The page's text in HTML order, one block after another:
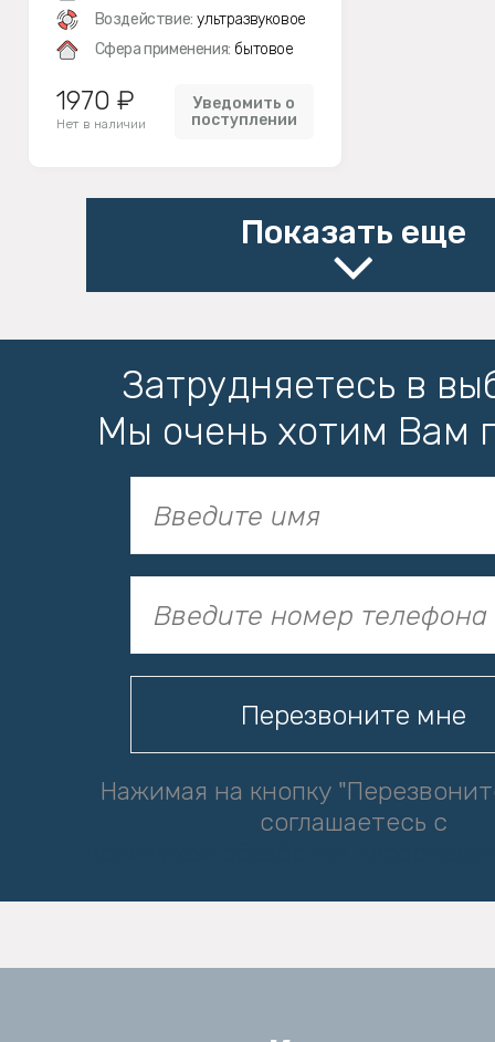
Воздействие: ультразвуковое
Сфера применения: бытовое
1970 ₽
Нет в наличии
Уведомить о
поступлении
Показать еще
Затрудняетесь в
Мы очень хотим Вам
Нажимая на кнопку
соглашаетесь с